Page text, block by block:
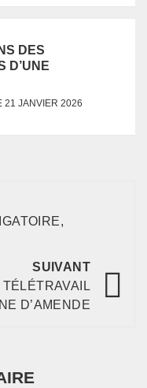
DES
D’UNE
21 JANVIER 2026
SUIVANT
D’AMENDE